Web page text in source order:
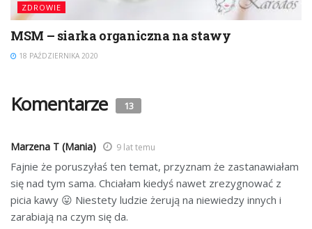
ZDROWIE
MSM – siarka organiczna na stawy
18 PAŹDZIERNIKA 2020
Komentarze 13
Marzena T (Mania) 9 lat temu
Fajnie że poruszyłaś ten temat, przyznam że zastanawiałam
się nad tym sama. Chciałam kiedyś nawet zrezygnować z
picia kawy 😛 Niestety ludzie żerują na niewiedzy innych i
zarabiają na czym się da.